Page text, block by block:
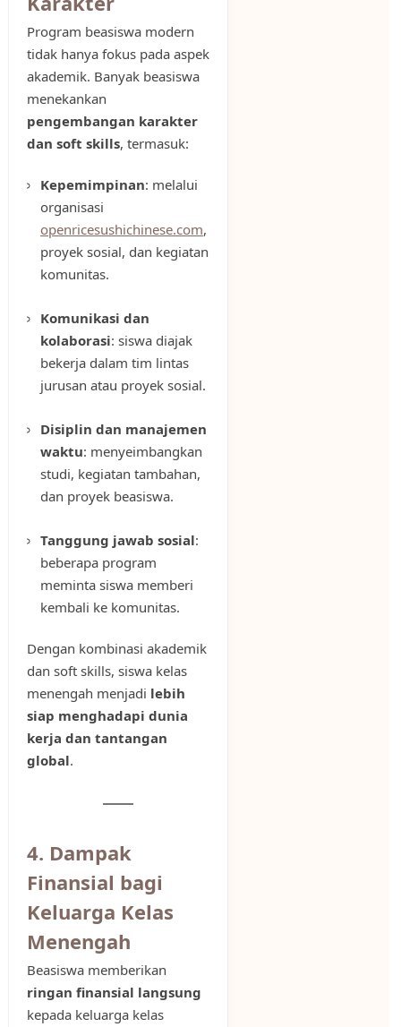
Program beasiswa modern
tidak hanya fokus pada aspek
akademik. Banyak beasiswa
menekankan
pengembangan karakter
dan soft skills, termasuk:
Kepemimpinan: melalui
organisasi
openricesushichinese.com,
proyek sosial, dan kegiatan
komunitas.
Komunikasi dan
kolaborasi: siswa diajak
bekerja dalam tim lintas
jurusan atau proyek sosial.
Disiplin dan manajemen
waktu: menyeimbangkan
studi, kegiatan tambahan,
dan proyek beasiswa.
Tanggung jawab sosial:
beberapa program
meminta siswa memberi
kembali ke komunitas.
Dengan kombinasi akademik
dan soft skills, siswa kelas
menengah menjadi lebih
siap menghadapi dunia
kerja dan tantangan
global.
4. Dampak
Finansial bagi
Keluarga Kelas
Menengah
Beasiswa memberikan
ringan finansial langsung
kepada keluarga kelas